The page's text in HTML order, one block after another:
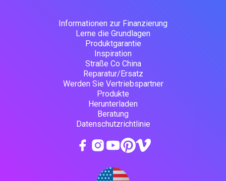
Informationen zur Finanzierung
Lerne die Grundlagen
Produktgarantie
Inspiration
Straße Co China
Reparatur/Ersatz
Werden Sie Vertriebspartner
Produkte
Herunterladen
Beratung
Datenschutzrichtlinie